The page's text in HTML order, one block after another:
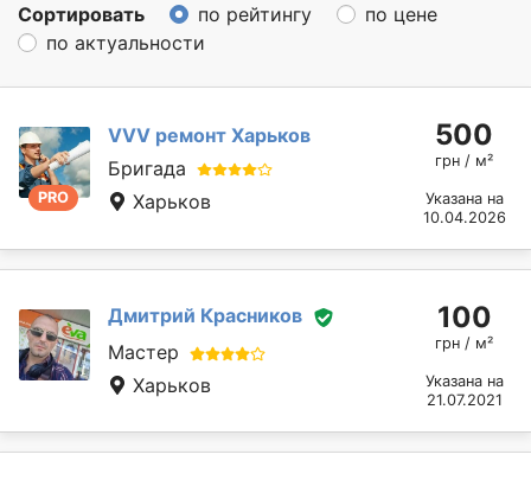
Сортировать по рейтингу
по цене
по актуальности
PRO
VVV ремонт Харьков
Бригада
Харьков
500
грн / м²
Указана на
10.04.2026
Дмитрий Красников
Мастер
Харьков
100
грн / м²
Указана на
21.07.2021